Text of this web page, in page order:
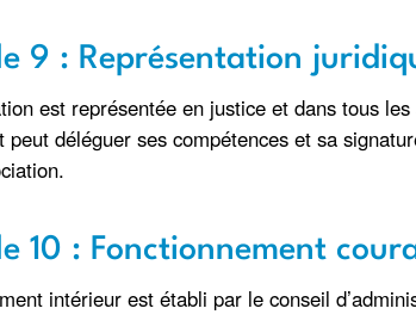
9 : Représentation
est représentée en justice et dans tous
peut déléguer ses compétences et sa
10 : Fonctionnement
intérieur est établi par le conseil